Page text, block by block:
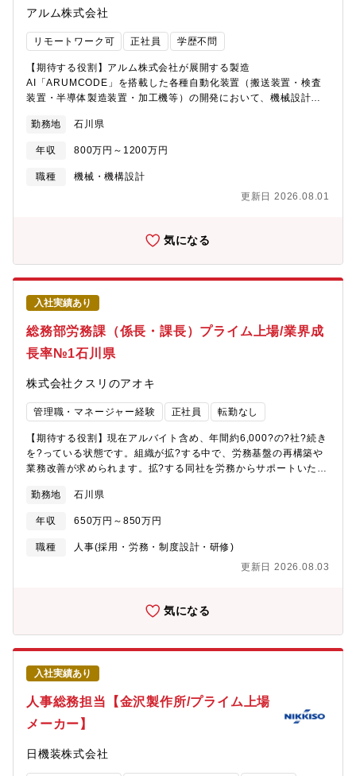
アパス】総合職採用の為、上記をローテーションいただきながら
経験を積んでいただき、経理のスキルを高め、マネージャーを目
指していただくことなどを想定しております。また、適性や組織
経験を積むことも可能です。【就業環境】■フレックスや在宅勤務
制度も有り、働きやすい環境が整っております。リモートワーク
は、本社の場合、規程で定める回数制限内で実施可能となってお
ります（週2回まで）【教育制度・資格補助】■即戦力としてご活
プのための通信教育制度、語学研修が整備されています。また経
アルム株式会社
リモートワーク可 正社員 学歴不問
【期待する役割】アルム株式会社が展開する製造
AI「ARUMCODE」を搭載した各種自動化装置（搬送装置・検査
装置・半導体製造装置・加工機等）の開発において、機械設計・
だきます。材料投入から製品完成までをフルオートメーション化
するパッケージ装置の構想段階から量産立ち上げまでをリード
し、設計品質・開発スピード・組織体制の強化を推進いただきま
す。【業務内容】■ 機械設計・電気設計チームの統括マネジメン
等）との技術折衝・仕様打合せ■ 外注設計先の管理および技術レ
「ARUMCODE2」、研磨対応「ARUMCODE3」含む）■ 機械・
電気・ソフト横断の技術統合マネジメント■ 設計標準化、ドキュ
メント整備、開発フロー構築【魅力】■世界初の製造
AI「ARUMCODE」を開発し、属人化・人手不足という製造業の
根本課題に挑戦している企業です■スギノマシンと共同で開発した
完全自動切削加工機「TTMC」を2024年より量産開始し、AI×装
置の融合領域へ事業拡大中今後はアメリカ・インドを含む海外市
場への本格進出を視野に入れています。■中期的にIPO（上場）を
視野に入れた経営体制構築中。■WLB充実：年間休日140日、残業
ハード開発グループ【 プロダクト概要】■ARUMCODEとは多品
種少量生産の精密加工現場において、加工工程の自動プログラミ
ングを可能にした製造業向けAIソリューション。図面1枚あたり1
ードまで自動生成。2022年「CEATEC AWARD デジタル大臣
賞」「起業家万博 総務大臣賞」などを受賞。■ TTMCとは
ARUMCODEを頭脳に搭載し、CADデータ読み込みだけで切削加
工の12工程を完全自動化した次世代加工機。・スギノマシンの5軸
品発注・補正入力までを全自動化。2024年に量産開始、2030年
について】我々が目指しているゴールは、調達から物流まで、サ
プライチェーンの完全自動化です。そのためにはソフトウェアだ
「ARUMCODE2」、研磨加工に対応した「ARUMCODE3」など
の技術やコア業務（ソフトウェア・開発業務）に集中し、製造は
もほぼ0（定時退社）という働き方を行いながら、超高収益も実現
しています。
勤務地 石川県
年収 800万円～1200万円
職種
機械・機構設計
更新日 2026.08.01
気になる
入社実績あり
総務部労務課（係長・課長）プライム上場/業界成
長率№1石川県
株式会社クスリのアオキ
管理職・マネージャー経験 正社員 転勤なし
【期待する役割】現在アルバイト含め、年間約6,000?の?社?続き
を?っている状態です。組織が拡?する中で、労務基盤の再構築や
業務改善が求められます。拡?する同社を労務からサポートいただ
での労務業務全般をお任せいたします。【職務内容】■給与計算、
社会保険、勤怠管理の各種?続き・処理■パートアルバイト、新
卒・中途社員の入社手続き■各種?事関連資料作成■組織のマネジメ
ント【当社の魅力】■事業拡大期のため様々な職務とポストがござ
きやすさとやりがい、その両立を実現できる働き方をご用意。3つ
分は毎年変更の申請が可能なためその時々のライフスタイルに合
勤務地 石川県
年収 650万円～850万円
職種
人事(採用・労務・制度設計・研修)
更新日 2026.08.03
気になる
入社実績あり
人事総務担当【金沢製作所/プライム上場
メーカー】
日機装株式会社